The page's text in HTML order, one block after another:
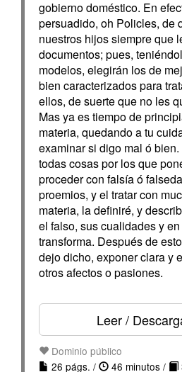
gobierno doméstico. En
persuadido, oh Policles, de
nuestros hijos siempre que
documentos; pues,
modelos, elegirán los de
bien caracterizados para
ellos, de suerte que no les
Mas ya es tiempo de
materia, quedando a tu
examinar si digo mal ó
todas cosas por los que
proceder con falsía ó
proemios, y el tratar con
materia, la definiré, y
el falso, sus cualidades y
transforma. Después de
dejo dicho, exponer clara y
otros afectos o pasiones.
Leer /
Dominio público
26 págs. /
46 minutos /